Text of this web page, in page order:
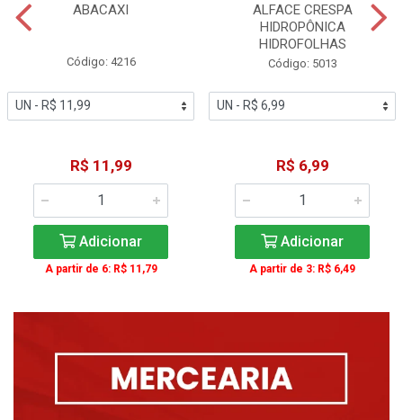
ABACAXI
Código: 4216
R$ 11,99
Adicionar
A partir de 6: R$ 11,79
ALFACE CRESPA
HIDROPÔNICA
HIDROFOLHAS
Código: 5013
R$ 6,99
Adicionar
A partir de 3: R$ 6,49